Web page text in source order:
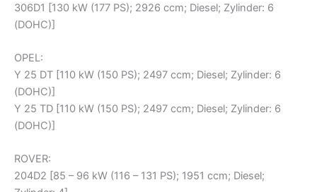
306D1 [130 kW (177 PS); 2926 ccm; Diesel; Zylinder: 6
(DOHC)]
OPEL:
Y 25 DT [110 kW (150 PS); 2497 ccm; Diesel; Zylinder: 6
(DOHC)]
Y 25 TD [110 kW (150 PS); 2497 ccm; Diesel; Zylinder: 6
(DOHC)]
ROVER:
204D2 [85 – 96 kW (116 – 131 PS); 1951 ccm; Diesel;